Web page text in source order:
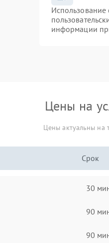
информации
Цены на
Цены актуальны на
Срок
30
90
90